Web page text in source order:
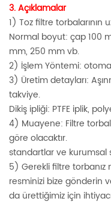
3. Açıklamalar
1) Toz filtre torbalarının
Normal boyut: çap 100
mm, 250 mm vb.
2) İşlem Yöntemi:
3) Üretim detayları:
takviye.
Dikiş ipliği: PTFE iplik,
4) Muayene: Filtre
göre olacaktır.
standartlar ve kurumsal
5) Gerekli filtre torbanız
resminizi bize gönderin
da ürettiğimiz için